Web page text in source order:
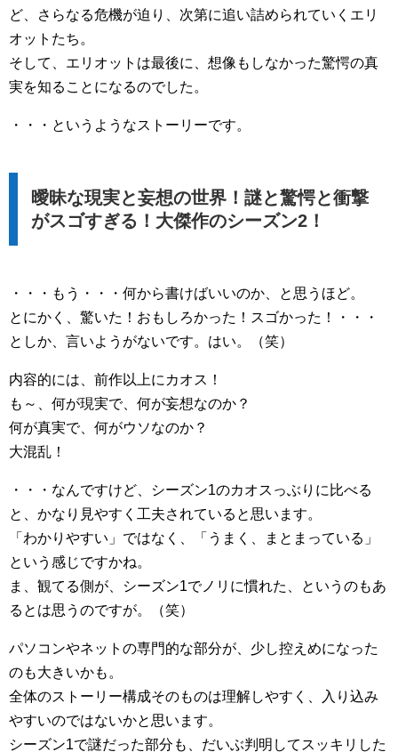
ど、さらなる危機が迫り、次第に追い詰められていくエリ
オットたち。
そして、エリオットは最後に、想像もしなかった驚愕の真
実を知ることになるのでした。
・・・というようなストーリーです。
曖昧な現実と妄想の世界！謎と驚愕と衝撃
がスゴすぎる！大傑作のシーズン2！
・・・もう・・・何から書けばいいのか、と思うほど。
とにかく、驚いた！おもしろかった！スゴかった！・・・
としか、言いようがないです。はい。（笑）
内容的には、前作以上にカオス！
も～、何が現実で、何が妄想なのか？
何が真実で、何がウソなのか？
大混乱！
・・・なんですけど、シーズン1のカオスっぶりに比べる
と、かなり見やすく工夫されていると思います。
「わかりやすい」ではなく、「うまく、まとまっている」
という感じですかね。
ま、観てる側が、シーズン1でノリに慣れた、というのもあ
るとは思うのですが。（笑）
パソコンやネットの専門的な部分が、少し控えめになった
のも大きいかも。
全体のストーリー構成そのものは理解しやすく、入り込み
やすいのではないかと思います。
シーズン1で謎だった部分も、だいぶ判明してスッキリした